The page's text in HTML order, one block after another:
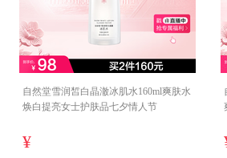
自然堂雪润皙白晶澈冰肌水160ml爽肤水
焕白提亮女士护肤品七夕情人节
¥